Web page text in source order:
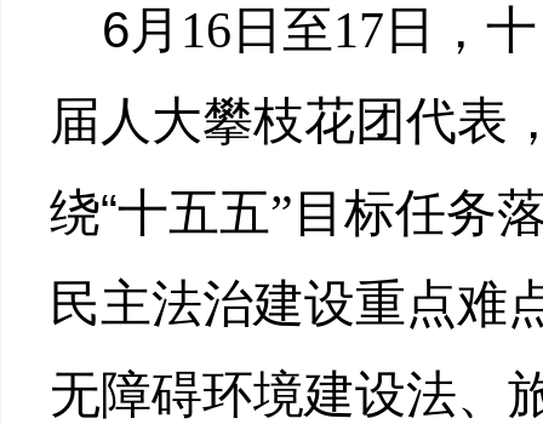
6月 16 日至17 日，
届人大攀枝花团代表
绕“十五五” 目标任务
民主法治建设重点难
无障碍环境建设法、